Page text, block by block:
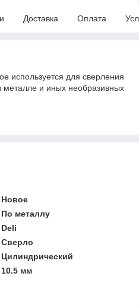
Доставка Оплата
используется для сверления
металле и иных необразивных
Новое
По металлу
Deli
Сверло
Цилиндрический
10.5 мм